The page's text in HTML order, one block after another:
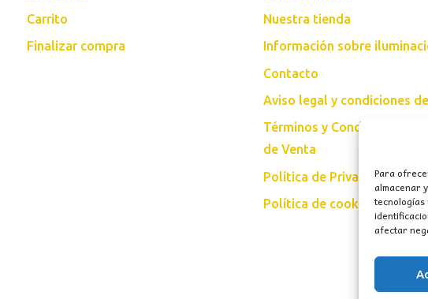
Para
almacenar
afectar
Carrito
Finalizar compra
Nuestra tienda
Información sobre
Contacto
Aviso legal y condiciones
Términos y Condiciones
de Venta
Política de Privacidad
Política de cookies (UE)